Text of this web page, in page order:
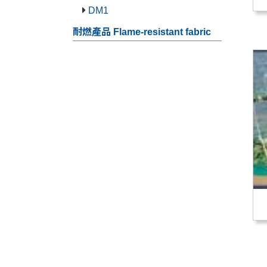
DM1
耐燃產品 Flame-resistant fabric